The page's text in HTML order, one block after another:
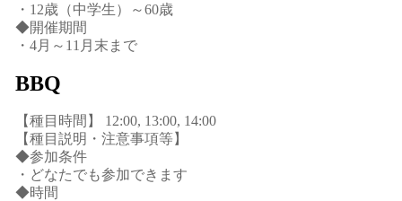
・12歳（中学生）～60歳
◆開催期間
・4月～11月末まで
BBQ
【種目時間】 12:00, 13:00, 14:00
【種目説明・注意事項等】
◆参加条件
・どなたでも参加できます
◆時間